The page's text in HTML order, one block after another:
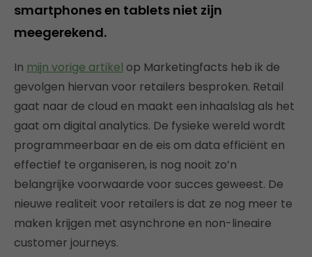
smartphones en tablets niet zijn
meegerekend.
In mijn vorige artikel op Marketingfacts heb ik de
gevolgen hiervan voor retailers besproken. Retail
gaat naar de cloud en maakt een inhaalslag als het
gaat om digital analytics. De fysieke wereld wordt
programmeerbaar en de eis om data efficiënt en
effectief te organiseren, is nog nooit zo’n
belangrijke voorwaarde voor succes geweest. De
nieuwe realiteit voor retailers is dat ze nog meer te
maken krijgen met asynchrone en non-lineaire
customer journeys.